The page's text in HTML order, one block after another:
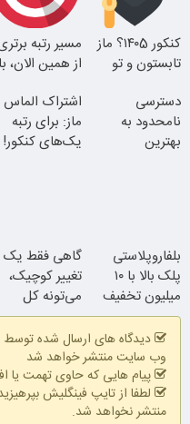
کنکور ۱۴۰5؟ ماز
تابستون و تو
میکنه
مسیر رتبه
از همین الان، با
شروع میشه!
دسترسی
نامحدود به
بهترین
اشتراک الماس
ماز: برای رتبه
یک‌های کنکور!
بلفاروپلاستی
پلک بالا با ۱۰
میلیون تخفیف
فقط ۲۵ میلیون
گاهی فقط یک
تغییر کوچیک،
می‌تونه کل
چهرتو متحول
کنه
دیدگاه های ارسال شده توسط
وب سایت منتشر خواهد شد
پیام هایی که حاوی تهمت یا
لطفا از تایپ فینگلیش
منتشر نخواهد شد.